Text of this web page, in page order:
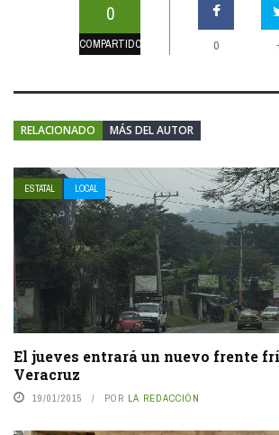
0
COMPARTIDOS 0
RELACIONADO MÁS DEL AUTOR
ESTATAL LOCAL
El jueves entrará un nuevo frente
Veracruz
19/01/2015 POR LA REDACCIÓN